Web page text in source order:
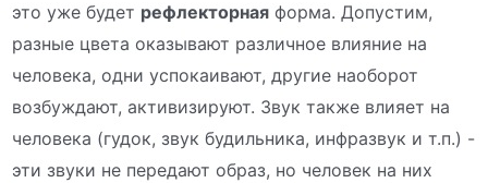
это уже будет рефлекторная форма. Допустим,
разные цвета оказывают различное влияние на
человека, одни успокаивают, другие наоборот
возбуждают, активизируют. Звук также влияет на
человека (гудок, звук будильника, инфразвук и т.п.) -
эти звуки не передают образ, но человек на них